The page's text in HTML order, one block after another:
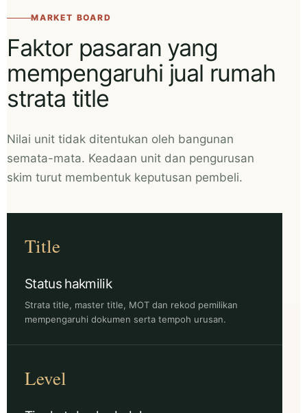
MARKET BOARD
Faktor pasaran yang
mempengaruhi jual rumah
strata title
Nilai unit tidak ditentukan oleh bangunan
semata-mata. Keadaan unit dan pengurusan
skim turut membentuk keputusan pembeli.
Title
Status hakmilik
Strata title, master title, MOT dan rekod pemilikan
mempengaruhi dokumen serta tempoh urusan.
Level